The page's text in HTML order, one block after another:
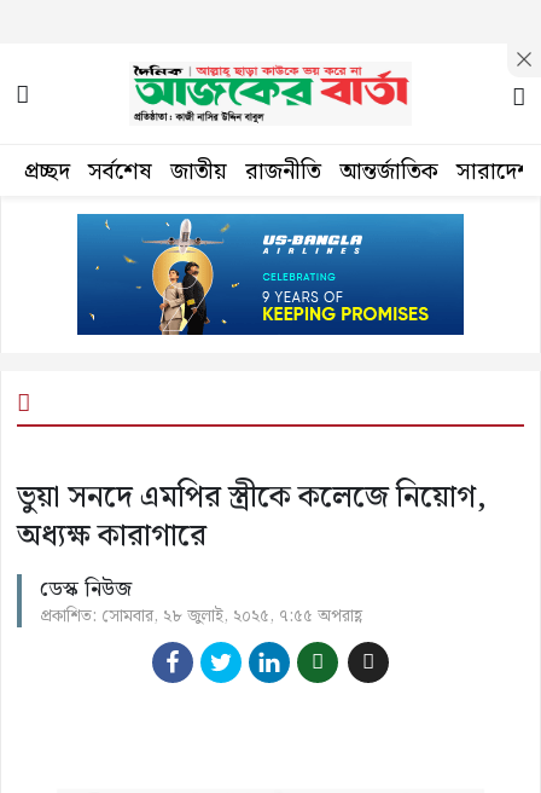
প্রচ্ছদ সর্বশেষ জাতীয় রাজনীতি আন্তর্জাতিক সারাদেশ
ভুয়া সনদে এমপির স্ত্রীকে কলেজে নিয়োগ,
অধ্যক্ষ কারাগারে
ডেস্ক নিউজ
প্রকাশিত: সোমবার, ২৮ জুলাই, ২০২৫, ৭:৫৫ অপরাহ্ণ